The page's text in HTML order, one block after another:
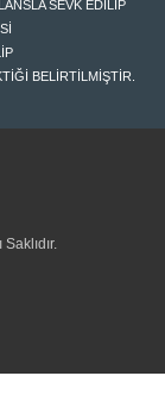
SEVK EDİLİP
BELİRTİLMİŞTİR.